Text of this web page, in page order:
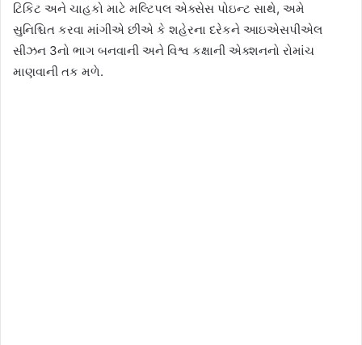
ટિકિટ અને ચાહકો માટે મલ્ટિપલ એક્સેસ પોઇન્ટ સાથે, અમે
સુનિશ્ચિત કરવા માંગીએ છીએ કે શહેરના દરેકને આઇએસપીએલ
સીઝન 3નો ભાગ બનવાની અને વિશ્વ કક્ષાની એક્શનનો રોમાંચ
માણવાની તક મળે.